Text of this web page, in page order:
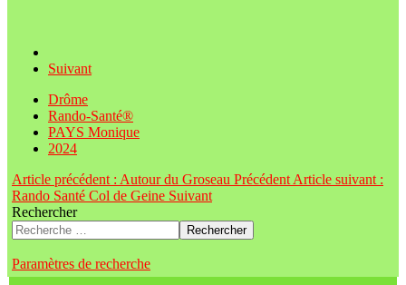
Suivant
Drôme
Rando-Santé®
PAYS Monique
2024
Article précédent : Autour du Groseau Précédent Article suivant :
Rando Santé Col de Geine Suivant
Rechercher
Rechercher
Paramètres de recherche